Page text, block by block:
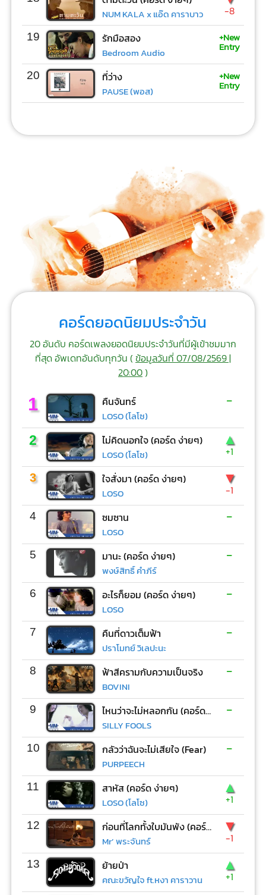
NUM KALA x แอ๊ด คาราบาว -8
19 รักมือสอง
Bedroom Audio
+New
Entry
20 ที่ว่าง
PAUSE (พอส)
+New
Entry
คอร์ดยอดนิยมประจำวัน
20 อันดับ คอร์ดเพลงยอดนิยมประจำวันที่มีผู้เข้าชมมาก
ที่สุด อัพเดทอันดับทุกวัน (ข้อมูลวันที่ 07/08/2569 |
20:00)
1 คืนจันทร์
LOSO (โลโซ)
-
2 ไม่คิดนอกใจ (คอร์ด ง่ายๆ)
LOSO (โลโซ)
▲
+1
3 ใจสั่งมา (คอร์ด ง่ายๆ)
LOSO
▼
-1
4 ซมซาน
LOSO
-
5 มานะ (คอร์ด ง่ายๆ)
พงษ์สิทธิ์ คำภีร์
-
6 อะไรก็ยอม (คอร์ด ง่ายๆ)
LOSO
-
7 คืนที่ดาวเต็มฟ้า
ปราโมทย์ วิเลปะนะ
-
8 ฟ้าสีครามกับความเป็นจริง
BOVINI
-
9 ไหนว่าจะไม่หลอกกัน (คอร์ด ง่ายๆ)
SILLY FOOLS
-
10 กลัวว่าฉันจะไม่เสียใจ (Fear)
PURPEECH
-
11 สาหัส (คอร์ด ง่ายๆ)
LOSO (โลโซ)
▲
+1
12 ก่อนที่โลกทั้งใบมันพัง (คอร์ด ง่ายๆ)
Mr’ พระจันทร์
▼
-1
13 ย้ายป่า
คณะขวัญใจ ft.หงา คาราวาน
▲
+1